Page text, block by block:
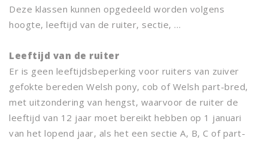
Deze klassen kunnen opgedeeld worden volgens
hoogte, leeftijd van de ruiter, sectie, …
Leeftijd van de ruiter
Er is geen leeftijdsbeperking voor ruiters van zuiver
gefokte bereden Welsh pony, cob of Welsh part-bred,
met uitzondering van hengst, waarvoor de ruiter de
leeftijd van 12 jaar moet bereikt hebben op 1 januari
van het lopend jaar, als het een sectie A, B, C of part-